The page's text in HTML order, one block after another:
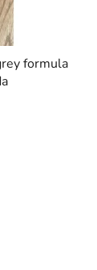
formula